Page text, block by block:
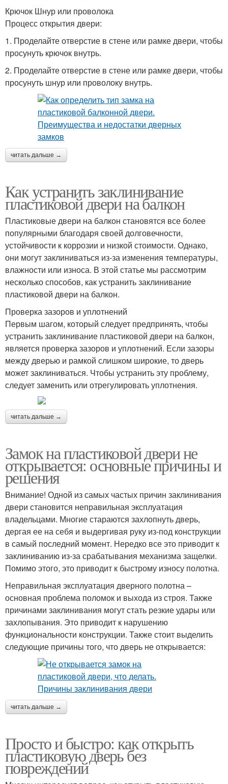
Крючок Шнур или проволока
Процесс открытия двери:
1. Проделайте отверстие в стене или рамке двери, чтобы
просунуть крючок внутрь.
2. Проделайте отверстие в стене или рамке двери, чтобы
просунуть шнур или проволоку внутрь.
читать дальше →
Как устранить заклинивание
пластиковой двери на балкон
Пластиковые двери на балкон становятся все более
популярными благодаря своей долговечности,
устойчивости к коррозии и низкой стоимости. Однако,
они могут заклиниваться из-за изменения температуры,
влажности или износа. В этой статье мы рассмотрим
несколько способов, как устранить заклинивание
пластиковой двери на балкон.
Проверка зазоров и уплотнений
Первым шагом, который следует предпринять, чтобы
устранить заклинивание пластиковой двери на балкон,
является проверка зазоров и уплотнений. Если зазоры
между дверью и рамкой слишком широкие, то дверь
может заклиниваться. Чтобы устранить эту проблему,
следует заменить или отрегулировать уплотнения.
читать дальше →
Замок на пластиковой двери не
открывается: основные причины и
решения
Внимание! Одной из самых частых причин заклинивания
двери становится неправильная эксплуатация
владельцами. Многие стараются захлопнуть дверь,
дергая ее на себя и выдергивая руку из-под конструкции
в самый последний момент. Нередко все это приводит к
заклиниванию из-за срабатывания механизма защелки.
Помимо этого, это приводит к быстрому износу полотна.
Неправильная эксплуатация дверного полотна –
основная проблема поломок и выхода из строя. Также
причинами заклинивания могут стать резкие удары или
захлопывания. Это приводит к нарушению
функциональности конструкции. Также стоит выделить
следующие причины того, что дверь не открывается:
читать дальше →
Просто и быстро: как открыть
пластиковую дверь без
повреждений